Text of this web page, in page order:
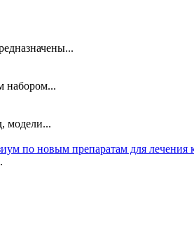
набором...
модели...
по новым препаратам для лечения